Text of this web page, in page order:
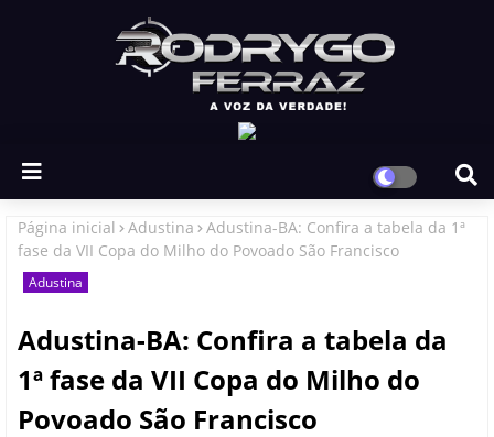
Página inicial Adustina
Adustina-BA: Confira a tabela da 1ª
fase da VII Copa do Milho do Povoado São Francisco
Adustina
Adustina-BA: Confira a tabela da
1ª fase da VII Copa do Milho do
Povoado São Francisco